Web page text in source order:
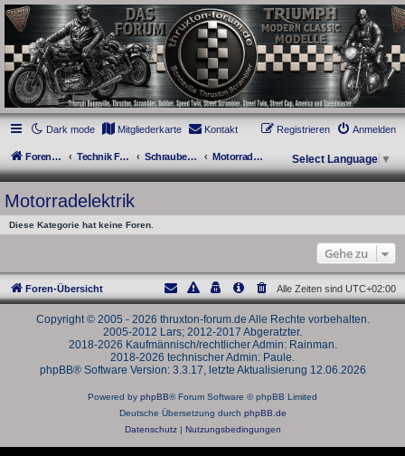
thruxton-forum.de
DAS FORUM! Alles rund um die Triumph Modern Classic Modelle. Das Forum für
die New Bonneville Baureihen ab BJ 2001. Triumph Bonneville, Thruxton,
Scrambler, Bobber, Speed Twin, Street Scrambler, Street Twin, Street Cup, America
und Speedmaster.
Dark mode
Mitgliederkarte Kontakt Anmelden
Registrieren
Foren-Übersicht Technik Forum Schraubertipps und Schrauberfragen Motorradelektrik Select Language ▼
Motorradelektrik
Diese Kategorie hat keine Foren.
Gehe zu
Foren-Übersicht Alle Zeiten sind UTC+02:00
Copyright © 2005 - 2026 thruxton-forum.de Alle Rechte vorbehalten.
2005-2012 Lars; 2012-2017 Abgeratzter.
2018-2026 Kaufmännisch/rechtlicher Admin: Rainman.
2018-2026 technischer Admin: Paule.
phpBB® Software Version: 3.3.17, letzte Aktualisierung 12.06.2026
Powered by phpBB® Forum Software © phpBB Limited
Deutsche Übersetzung durch phpBB.de
Datenschutz| Nutzungsbedingungen